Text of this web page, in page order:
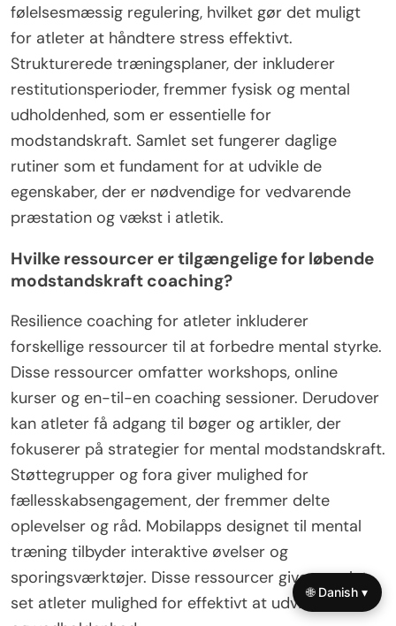
følelsesmæssig regulering, hvilket gør det muligt
for atleter at håndtere stress effektivt.
Strukturerede træningsplaner, der inkluderer
restitutionsperioder, fremmer fysisk og mental
udholdenhed, som er essentielle for
modstandskraft. Samlet set fungerer daglige
rutiner som et fundament for at udvikle de
egenskaber, der er nødvendige for vedvarende
præstation og vækst i atletik.
Hvilke ressourcer er tilgængelige for løbende
modstandskraft coaching?
Resilience coaching for atleter inkluderer
forskellige ressourcer til at forbedre mental styrke.
Disse ressourcer omfatter workshops, online
kurser og en-til-en coaching sessioner. Derudover
kan atleter få adgang til bøger og artikler, der
fokuserer på strategier for mental modstandskraft.
Støttegrupper og fora giver mulighed for
fællesskabsengagement, der fremmer delte
oplevelser og råd. Mobilapps designet til mental
træning tilbyder interaktive øvelser og
sporingsværktøjer. Disse ressourcer giver samlet
set atleter mulighed for effektivt at udvikle fokus
🌐 Danish ▾